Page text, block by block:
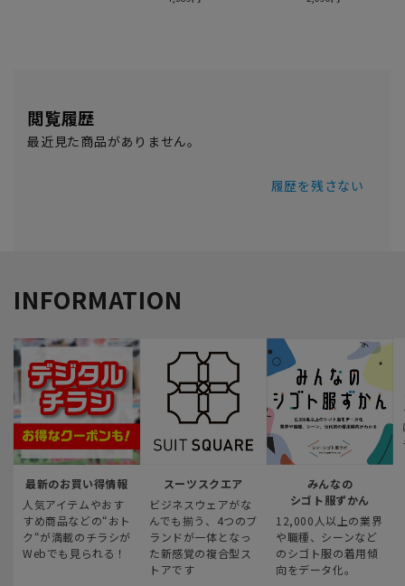
閲覧履歴
最近見た商品がありません。
履歴を残さない
INFORMATION
最新のお買い得情報
人気アイテムやおす
すめ商品などの“おト
ク“が満載のチラシが
Webでも見られる！
スーツスクエア
ビジネスウェアがな
んでも揃う、4つのブ
ランドが一体となっ
た新感覚の複合型ス
トアです
みんなの
シゴト服ずかん
12,000人以上の業界
や職種、シーンなど
のシゴト服の着用傾
向をデータ化。